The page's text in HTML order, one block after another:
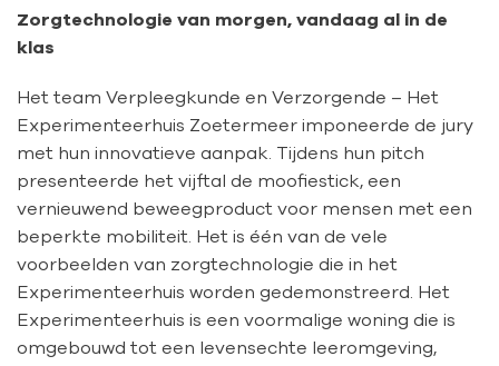
Zorgtechnologie van morgen, vandaag al in de
klas
Het team Verpleegkunde en Verzorgende – Het
Experimenteerhuis Zoetermeer imponeerde de jury
met hun innovatieve aanpak. Tijdens hun pitch
presenteerde het vijftal de moofiestick, een
vernieuwend beweegproduct voor mensen met een
beperkte mobiliteit. Het is één van de vele
voorbeelden van zorgtechnologie die in het
Experimenteerhuis worden gedemonstreerd. Het
Experimenteerhuis is een voormalige woning die is
omgebouwd tot een levensechte leeromgeving,